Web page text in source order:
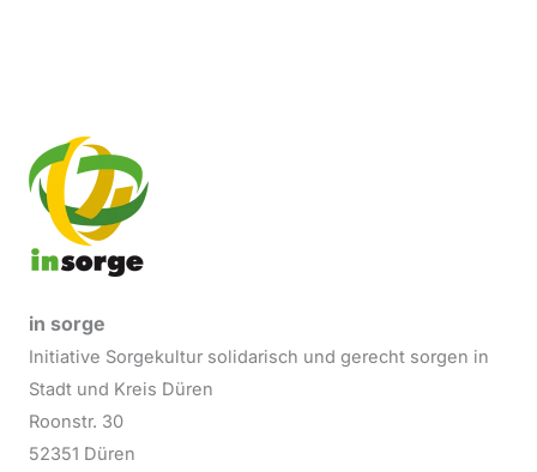
in sorge
Initiative Sorgekultur solidarisch und gerecht sorgen in
Stadt und Kreis Düren
Roonstr. 30
52351 Düren